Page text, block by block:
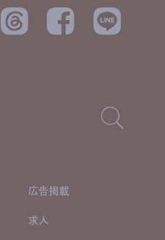
Threads Facebook LINE
広告掲載
求人